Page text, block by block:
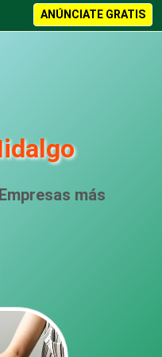
ANÚNCIATE GRATIS
más